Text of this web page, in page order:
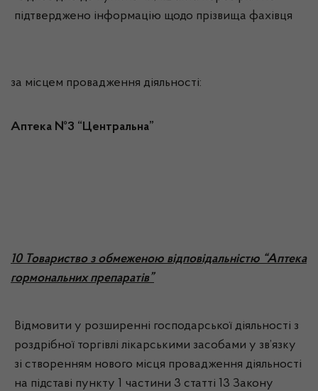
підтверджено інформацію щодо прізвища фахівця
за місцем провадження діяльності:
Аптека №3 “Центральна”
10 Товариство з обмеженою відповідальністю “Аптека
гормональних препаратів”
Відмовити у розширенні господарської діяльності з
роздрібної торгівлі лікарськими засобами у зв’язку
зі створенням нового місця провадження діяльності
на підставі пункту 1 частини 3 статті 13 Закону